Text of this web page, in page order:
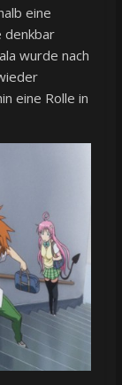
eine
denkbar
wurde nach
eine Rolle in